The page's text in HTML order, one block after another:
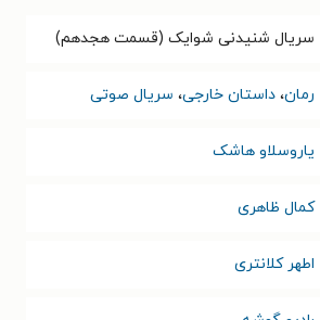
سریال شنیدنی شوایک (قسمت هجدهم)
رمان، داستان خارجی، سریال صوتی
یاروسلاو هاشک
کمال ظاهری
اطهر کلانتری